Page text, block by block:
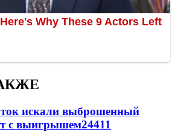
искали выброшенный
с выигрышем24411